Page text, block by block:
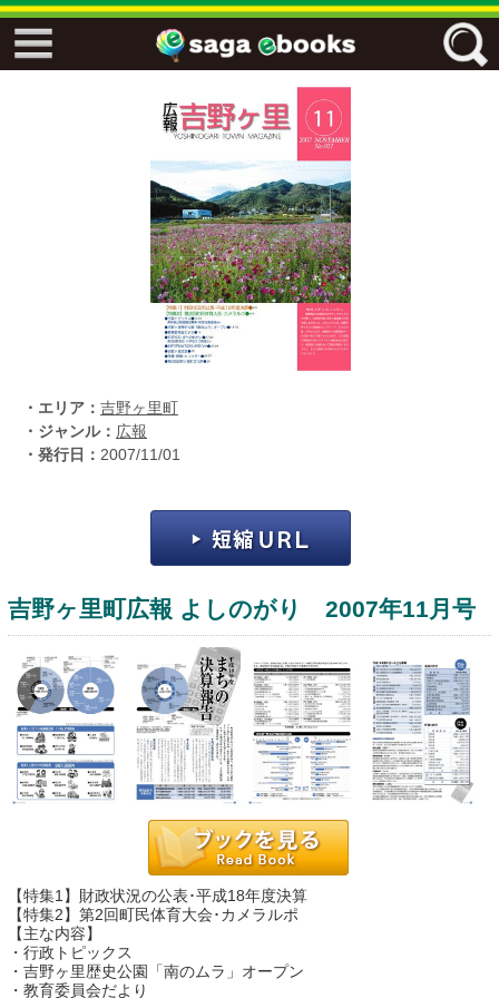
フリーワード
ジャンル
エリア
・エリア： 吉野ヶ里町
・ジャンル： 広報
・発行日： 2007/11/01
吉野ヶ里町広報 よしのがり 2007年11月号
【特集1】財政状況の公表･平成18年度決算
【特集2】第2回町民体育大会･カメラルポ
【主な内容】
・行政トピックス
・吉野ヶ里歴史公園「南のムラ」オープン
・教育委員会だより
↓↓ ebooks専用本棚 ↓↓
運営：福博印刷
saga ebooksとは
よくある質問
サイトマップ
お問い合わせ